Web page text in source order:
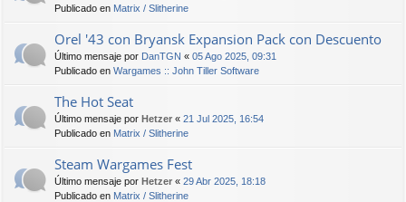
Publicado en Matrix / Slitherine
Orel '43 con Bryansk Expansion Pack con Descuento
Último mensaje por DanTGN « 05 Ago 2025, 09:31
Publicado en Wargames :: John Tiller Software
The Hot Seat
Último mensaje por Hetzer « 21 Jul 2025, 16:54
Publicado en Matrix / Slitherine
Steam Wargames Fest
Último mensaje por Hetzer « 29 Abr 2025, 18:18
Publicado en Matrix / Slitherine